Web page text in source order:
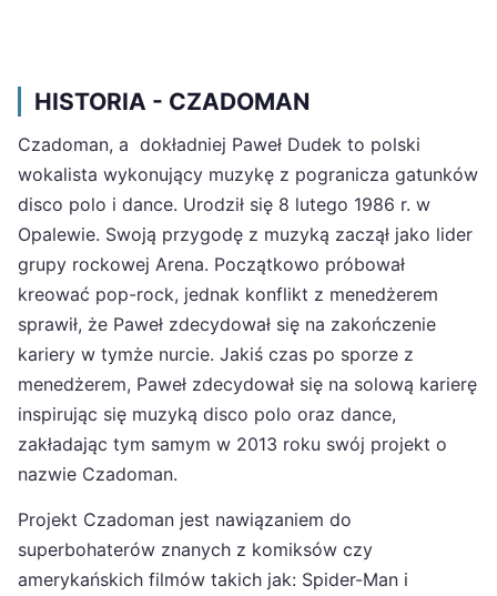
HISTORIA - CZADOMAN
Czadoman, a dokładniej Paweł Dudek to polski
wokalista wykonujący muzykę z pogranicza gatunków
disco polo i dance. Urodził się 8 lutego 1986 r. w
Opalewie. Swoją przygodę z muzyką zaczął jako lider
grupy rockowej Arena. Początkowo próbował
kreować pop-rock, jednak konflikt z menedżerem
sprawił, że Paweł zdecydował się na zakończenie
kariery w tymże nurcie. Jakiś czas po sporze z
menedżerem, Paweł zdecydował się na solową karierę
inspirując się muzyką disco polo oraz dance,
zakładając tym samym w 2013 roku swój projekt o
nazwie Czadoman.
Projekt Czadoman jest nawiązaniem do
superbohaterów znanych z komiksów czy
amerykańskich filmów takich jak: Spider-Man i